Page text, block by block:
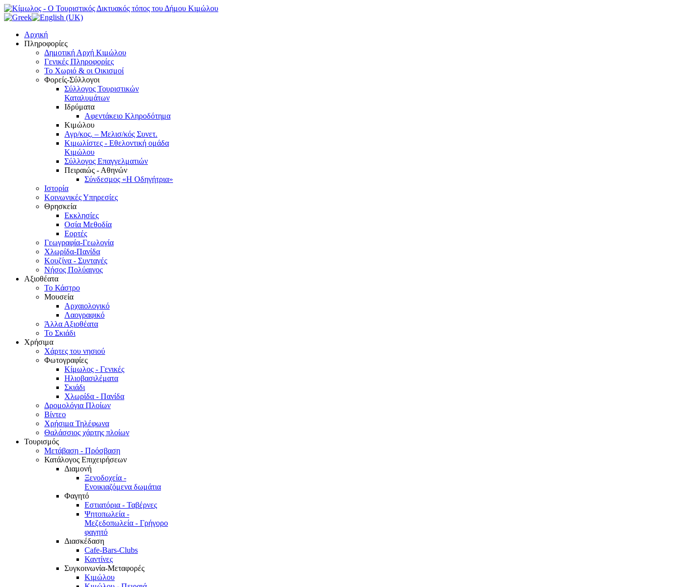
Αρχική
Πληροφορίες
Δημοτική Αρχή Κιμώλου
Γενικές Πληροφορίες
Το Xωριό & οι Οικισμοί
Φορείς-Σύλλογοι
Σύλλογος Τουριστικών
Καταλυμάτων
Ιδρύματα
Αφεντάκειο Κληροδότημα
Κιμώλου
Αγρ/κος. – Μελισ/κός Συνετ.
Κιμωλίστες - Εθελοντική ομάδα
Κιμώλου
Σύλλογος Επαγγελματιών
Πειραιώς - Αθηνών
Σύνδεσμος «Η Οδηγήτρια»
Ιστορία
Κοινωνικές Υπηρεσίες
Θρησκεία
Εκκλησίες
Οσία Μεθοδία
Εορτές
Γεωγραφία-Γεωλογία
Χλωρίδα-Πανίδα
Κουζίνα - Συνταγές
Νήσος Πολύαιγος
Αξιοθέατα
Το Κάστρο
Μουσεία
Αρχαιολογικό
Λαογραφικό
Άλλα Αξιοθέατα
Το Σκιάδι
Χρήσιμα
Χάρτες του νησιού
Φωτογραφίες
Κίμωλος - Γενικές
Ηλιοβασιλέματα
Σκιάδι
Χλωρίδα - Πανίδα
Δρομολόγια Πλοίων
Βίντεο
Χρήσιμα Τηλέφωνα
Θαλάσσιος χάρτης πλοίων
Τουρισμός
Μετάβαση - Πρόσβαση
Κατάλογος Επιχειρήσεων
Διαμονή
Ξενοδοχεία -
Ενοικιαζόμενα δωμάτια
Φαγητό
Εστιατόρια - Ταβέρνες
Ψητοπωλεία -
Μεζεδοπωλεία - Γρήγορο
φαγητό
Διασκέδαση
Cafe-Bars-Clubs
Καντίνες
Συγκοινωνία-Μεταφορές
Κιμώλου